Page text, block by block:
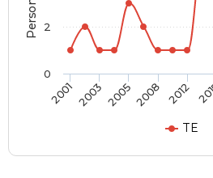
TE
2001 2003 20052008 2012
0
2